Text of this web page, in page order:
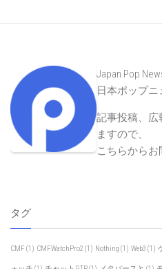
Japan Pop
日本ポップニ
記事投稿、広
ますので、
こちらから
タグ
CMF (1) CMFWatchPro2 (1) Nothing (1) Web3 (1)